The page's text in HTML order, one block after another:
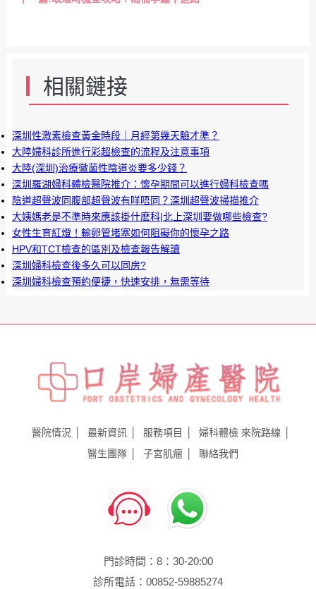
相關鏈接
深圳性激素檢查黃金時段｜月經第幾天驗才準？
大陸婦科診所進行彩超檢查的流程及注意事項
大陸(深圳)治療黴菌性陰道炎要多少錢？
深圳羅湖婦科體檢醫院推介：懷孕期間可以進行婦科檢查嗎
陰道超聲波同腹部超聲波有咩唔同？深圳超聲波掃描推介
大姨媽老是不準時來應該掛什麽科|北上深圳要做哪些檢查?
女性生育紅燈！輸卵管堵塞如何阻礙你的懷孕之路
HPV和TCT檢查的區別及檢查報告解讀
深圳婦科檢查後多久可以同房?
深圳婦科檢查預約便捷，快速安排，無需等待
醫院情況 最新資訊 服務項目 婦科體檢 來院路線
醫生團隊
子宮肌瘤 聯絡我們
門診時間：8：30-20:00
診所電話：00852-59885274